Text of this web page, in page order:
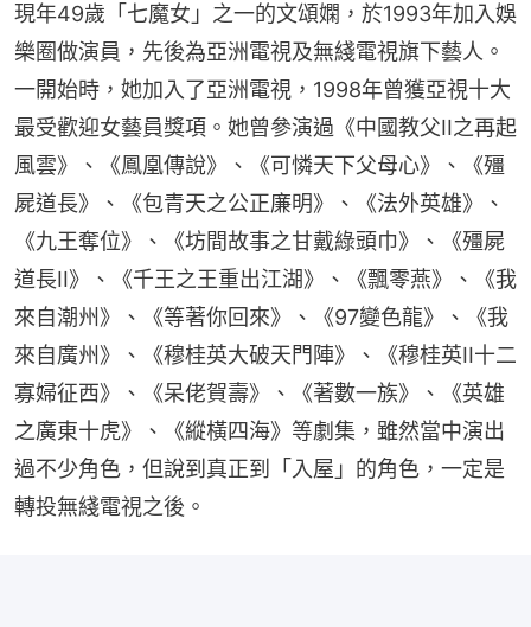
現年49歲「七魔女」之一的文頌嫻，於1993年加入娛
樂圈做演員，先後為亞洲電視及無綫電視旗下藝人。
一開始時，她加入了亞洲電視，1998年曾獲亞視十大
最受歡迎女藝員獎項。她曾參演過《中國教父II之再起
風雲》、《鳳凰傳說》、《可憐天下父母心》、《殭
屍道長》、《包青天之公正廉明》、《法外英雄》、
《九王奪位》、《坊間故事之甘戴綠頭巾》、《殭屍
道長II》、《千王之王重出江湖》、《飄零燕》、《我
來自潮州》、《等著你回來》、《97變色龍》、《我
來自廣州》、《穆桂英大破天門陣》、《穆桂英II十二
寡婦征西》、《呆佬賀壽》、《著數一族》、《英雄
之廣東十虎》、《縱橫四海》等劇集，雖然當中演出
過不少角色，但說到真正到「入屋」的角色，一定是
轉投無綫電視之後。